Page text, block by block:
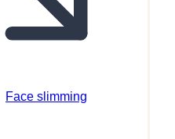
Face slimming